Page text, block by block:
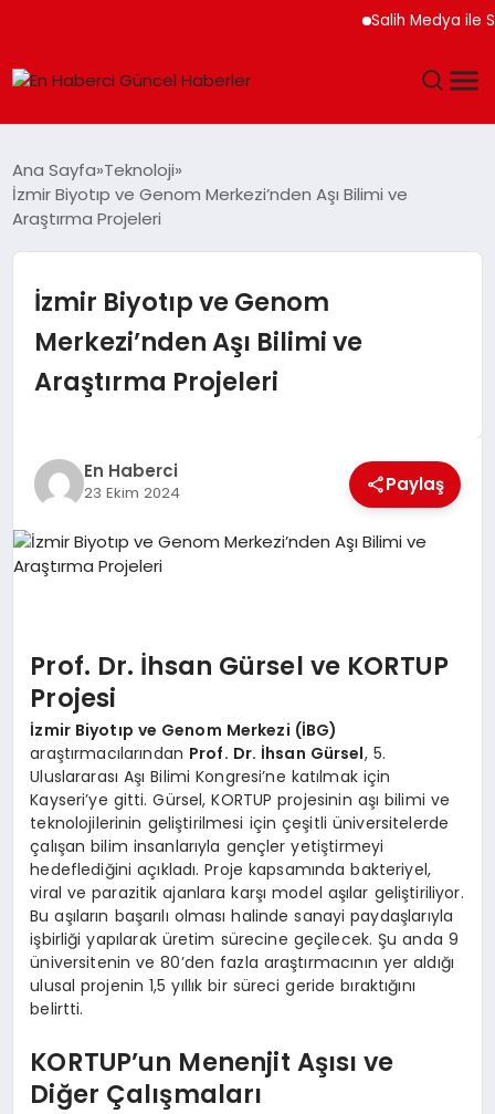
Salih Medya ile
SPOR
MAGAZIN
EKONOMI
EĞITIM
Ana Sayfa Teknoloji
İzmir Biyotıp ve Genom Merkezi’nden Aşı Bilimi ve
Araştırma Projeleri
İzmir Biyotıp ve Genom
Merkezi’nden Aşı Bilimi ve
Araştırma Projeleri
En Haberci
23 Ekim 2024 Paylaş
Prof. Dr. İhsan Gürsel ve KORTUP
Projesi
İzmir Biyotıp ve Genom Merkezi (İBG)
araştırmacılarından Prof. Dr. İhsan Gürsel, 5.
Uluslararası Aşı Bilimi Kongresi’ne katılmak için
Kayseri’ye gitti. Gürsel, KORTUP projesinin aşı bilimi ve
teknolojilerinin geliştirilmesi için çeşitli üniversitelerde
çalışan bilim insanlarıyla gençler yetiştirmeyi
hedeflediğini açıkladı. Proje kapsamında bakteriyel,
viral ve parazitik ajanlara karşı model aşılar geliştiriliyor.
Bu aşıların başarılı olması halinde sanayi paydaşlarıyla
işbirliği yapılarak üretim sürecine geçilecek. Şu anda 9
üniversitenin ve 80’den fazla araştırmacının yer aldığı
ulusal projenin 1,5 yıllık bir süreci geride bıraktığını
belirtti.
KORTUP’un Menenjit Aşısı ve
Diğer Çalışmaları